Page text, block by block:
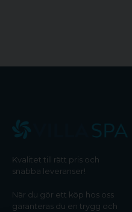
Kvalitet till rätt pris och
snabba leveranser!
När du gör ett köp hos oss
garanteras du en trygg och